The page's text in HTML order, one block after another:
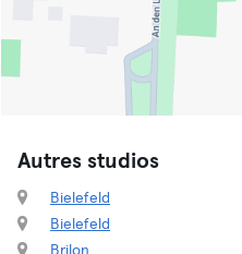
Autres studios
Bielefeld
Bielefeld
Brilon